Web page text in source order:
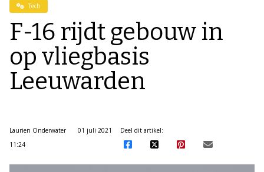
Tech
F-16 rijdt gebouw in
op vliegbasis
Leeuwarden
Laurien Onderwater
01 juli 2021
11:24
Deel dit artikel: